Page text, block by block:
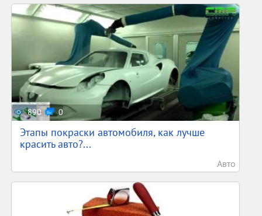
890 0
Этапы покраски автомобиля, как лучше
красить авто?...
Авто